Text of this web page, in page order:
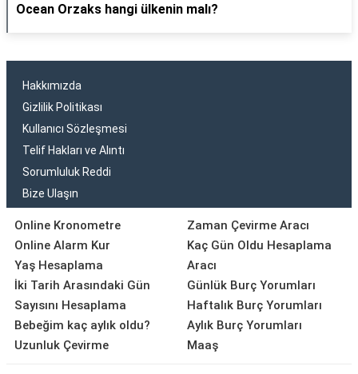
Ocean Orzaks hangi ülkenin malı?
Hakkımızda
Gizlilik Politikası
Kullanıcı Sözleşmesi
Telif Hakları ve Alıntı
Sorumluluk Reddi
Bize Ulaşın
Online Kronometre
Online Alarm Kur
Yaş Hesaplama
İki Tarih Arasındaki Gün
Sayısını Hesaplama
Bebeğim kaç aylık oldu?
Uzunluk Çevirme
Zaman Çevirme Aracı
Kaç Gün Oldu Hesaplama
Aracı
Günlük Burç Yorumları
Haftalık Burç Yorumları
Aylık Burç Yorumları
Maaş